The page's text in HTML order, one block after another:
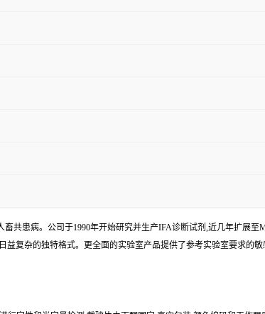
共患病。公司于1990年开始研究并生产IFA诊断试剂,近几年扩展
复杂的独特格式。更全面的实验室产品提供了参考实验室要求的